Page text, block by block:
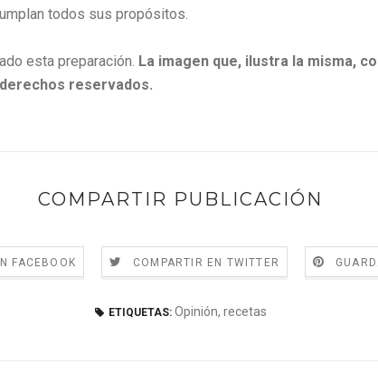
todos sus propósitos.
esta preparación. La imagen que, ilustra la misma,
reservados.
COMPARTIR PUBLICACIÓN
FACEBOOK COMPARTIR EN TWITTER
ETIQUETAS: Opinión, recetas